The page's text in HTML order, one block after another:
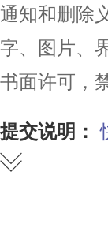
通知和删除
字、图片、
书面许可，
提交说明：